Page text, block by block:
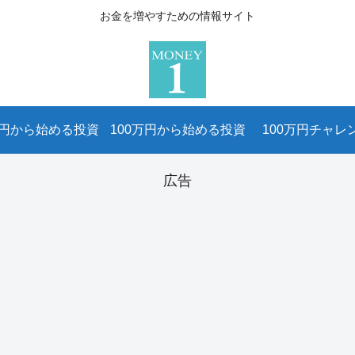
お金を増やすための情報サイト
から始める投資 100万円から始める投資 100万円チャレ
広告